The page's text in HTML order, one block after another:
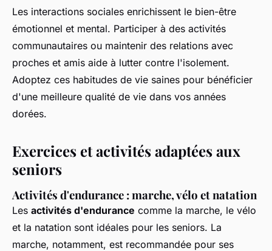
Les interactions sociales enrichissent le bien-être
émotionnel et mental. Participer à des activités
communautaires ou maintenir des relations avec
proches et amis aide à lutter contre l'isolement.
Adoptez ces habitudes de vie saines pour bénéficier
d'une meilleure qualité de vie dans vos années
dorées.
Exercices et activités adaptées aux
seniors
Activités d'endurance : marche, vélo et natation
Les activités d'endurance comme la marche, le vélo
et la natation sont idéales pour les seniors. La
marche, notamment, est recommandée pour ses